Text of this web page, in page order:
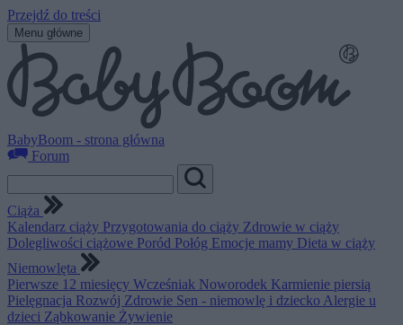
Przejdź do treści
Menu główne
BabyBoom - strona główna
Forum
Ciąża
Kalendarz ciąży Przygotowania do ciąży Zdrowie w ciąży
Dolegliwości ciążowe Poród Połóg Emocje mamy Dieta w ciąży
Niemowlęta
Pierwsze 12 miesięcy Wcześniak Noworodek Karmienie piersią
Pielęgnacja Rozwój Zdrowie Sen - niemowlę i dziecko Alergie u
dzieci Ząbkowanie Żywienie